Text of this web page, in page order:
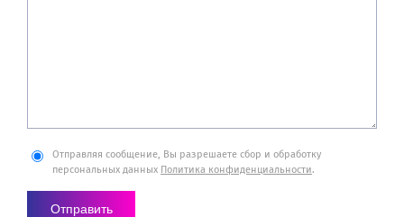
Отправляя сообщение, Вы разрешаете сбор и обработку
персональных данных Политика конфиденциальности.